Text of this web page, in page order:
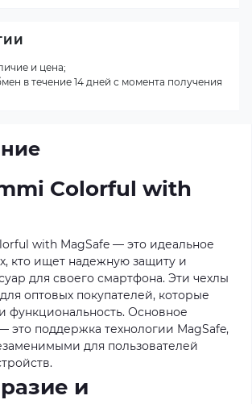
Colorful with
with MagSafe — это идеальное
кто ищет надежную защиту и
для своего смартфона. Эти чехлы
оптовых покупателей, которые
функциональность. Основное
это поддержка технологии MagSafe,
для пользователей
и
и цена;
в течение 14 дней с момента получения